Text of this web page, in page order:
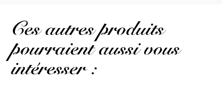
Ces autres produits
pourraient aussi vous
intéresser :